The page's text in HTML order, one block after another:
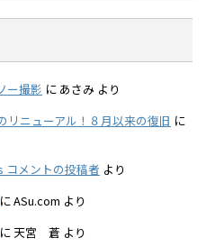
ー撮影 に あさみ より
ニューアル！８月以来の復旧 に
コメントの投稿者 より
にASu.com より
に 天宮 蒼 より